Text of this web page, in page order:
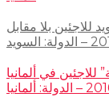
للاجئين بلا مقابل
في ألمانيا